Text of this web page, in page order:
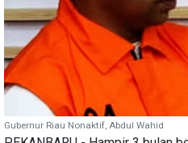
Gubernur Riau Nonaktif, Abdul Wahid